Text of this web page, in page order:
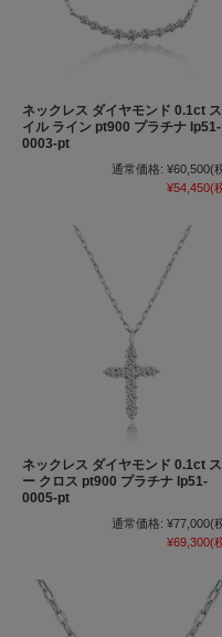
ネックレス ダイヤモンド 0.1ct
イル ライン pt900 プラチナ lp51-
0003-pt
通常価格: ¥60,500(
¥54,450(
ネックレス ダイヤモンド 0.1ct
ー クロス pt900 プラチナ lp51-
0005-pt
通常価格: ¥77,000(
¥69,300(